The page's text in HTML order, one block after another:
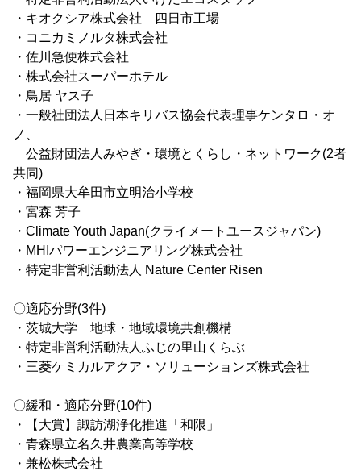
・キオクシア株式会社 四日市工場
・コニカミノルタ株式会社
・佐川急便株式会社
・株式会社スーパーホテル
・鳥居 ヤス子
・一般社団法人日本キリバス協会代表理事ケンタロ・オ
ノ、
公益財団法人みやぎ・環境とくらし・ネットワーク(2者
共同)
・福岡県大牟田市立明治小学校
・宮森 芳子
・Climate Youth Japan(クライメートユースジャパン)
・MHIパワーエンジニアリング株式会社
・特定非営利活動法人 Nature Center Risen
〇適応分野(3件)
・茨城大学 地球・地域環境共創機構
・特定非営利活動法人ふじの里山くらぶ
・三菱ケミカルアクア・ソリューションズ株式会社
〇緩和・適応分野(10件)
・【大賞】諏訪湖浄化推進「和限」
・青森県立名久井農業高等学校
・兼松株式会社